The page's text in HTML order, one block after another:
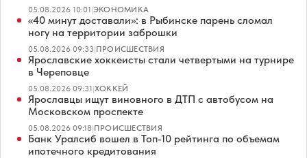
05.08.2026 10:01|ЭКОНОМИКА
«40 минут доставали»: в Рыбинске парень сломал
ногу на территории заброшки
05.08.2026 09:33|ПРОИСШЕСТВИЯ
Ярославские хоккеисты стали четвертыми на турнире
в Череповце
05.08.2026 09:31|ХОККЕЙ
Ярославцы ищут виновного в ДТП с автобусом на
Московском проспекте
05.08.2026 09:18|ПРОИСШЕСТВИЯ
Банк Уралсиб вошел в Топ-10 рейтинга по объемам
ипотечного кредитования